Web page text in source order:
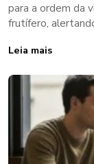
para a ordem da
frutífero,
Leia mais